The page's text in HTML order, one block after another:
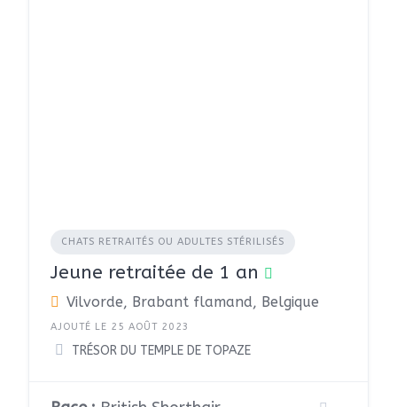
CHATS RETRAITÉS OU ADULTES STÉRILISÉS
Jeune retraitée de 1 an
Vilvorde, Brabant flamand, Belgique
AJOUTÉ LE 25 AOÛT 2023
TRÉSOR DU TEMPLE DE TOPAZE